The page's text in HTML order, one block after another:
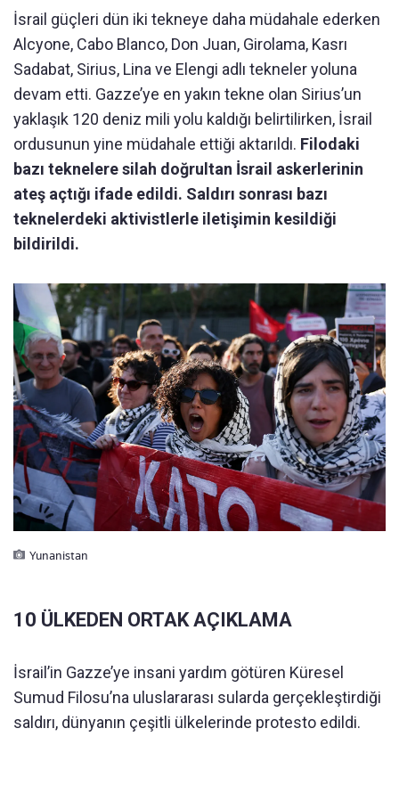
İsrail güçleri dün iki tekneye daha müdahale ederken
Alcyone, Cabo Blanco, Don Juan, Girolama, Kasrı
Sadabat, Sirius, Lina ve Elengi adlı tekneler yoluna
devam etti. Gazze’ye en yakın tekne olan Sirius’un
yaklaşık 120 deniz mili yolu kaldığı belirtilirken, İsrail
ordusunun yine müdahale ettiği aktarıldı. Filodaki
bazı teknelere silah doğrultan İsrail askerlerinin
ateş açtığı ifade edildi. Saldırı sonrası bazı
teknelerdeki aktivistlerle iletişimin kesildiği
bildirildi.
Yunanistan
10 ÜLKEDEN ORTAK AÇIKLAMA
İsrail’in Gazze’ye insani yardım götüren Küresel
Sumud Filosu’na uluslararası sularda gerçekleştirdiği
saldırı, dünyanın çeşitli ülkelerinde protesto edildi.